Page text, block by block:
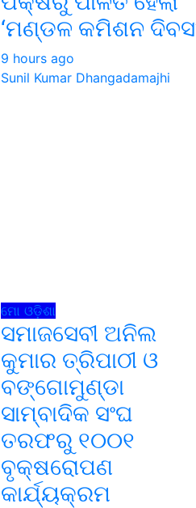
‘ମଣ୍ଡଳ କମିଶନ
9 hours ago
Sunil Kumar Dhangadamajhi
ମୋ ଓଡ଼ିଶା
ସମାଜସେବୀ ଅନିଲ
କୁମାର ତ୍ରିପାଠୀ ଓ
ବଙ୍ଗୋମୁଣ୍ଡା
ସାମ୍ବାଦିକ ସଂଘ
ତରଫରୁ ୧୦୦୧
ବୃକ୍ଷରୋପଣ
କାର୍ଯ୍ୟକ୍ରମ